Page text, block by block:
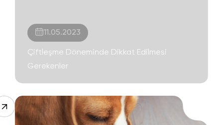
11.05.2023
Çiftleşme Döneminde Dikkat Edilmesi
Gerekenler